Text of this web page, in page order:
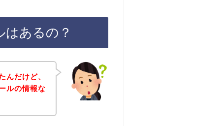
あるの？
んだけど、
ルの情報な